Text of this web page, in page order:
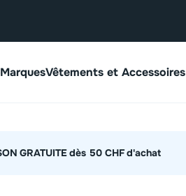
MarquesVêtements et Accessoires
rapide en moins de 48h.